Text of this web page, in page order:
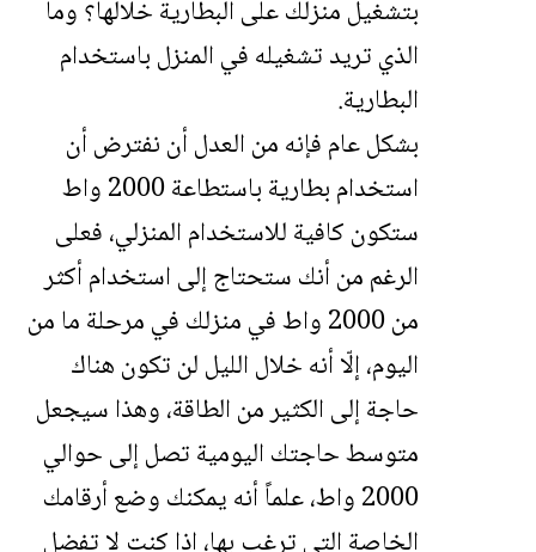
بتشغيل منزلك على البطارية خلالها؟ وما
الذي تريد تشغيله في المنزل باستخدام
البطارية.
بشكل عام فإنه من العدل أن نفترض أن
استخدام بطارية باستطاعة 2000 واط
ستكون كافية للاستخدام المنزلي، فعلى
الرغم من أنك ستحتاج إلى استخدام أكثر
من 2000 واط في منزلك في مرحلة ما من
اليوم، إلّا أنه خلال الليل لن تكون هناك
حاجة إلى الكثير من الطاقة، وهذا سيجعل
متوسط حاجتك اليومية تصل إلى حوالي
2000 واط، علماً أنه يمكنك وضع أرقامك